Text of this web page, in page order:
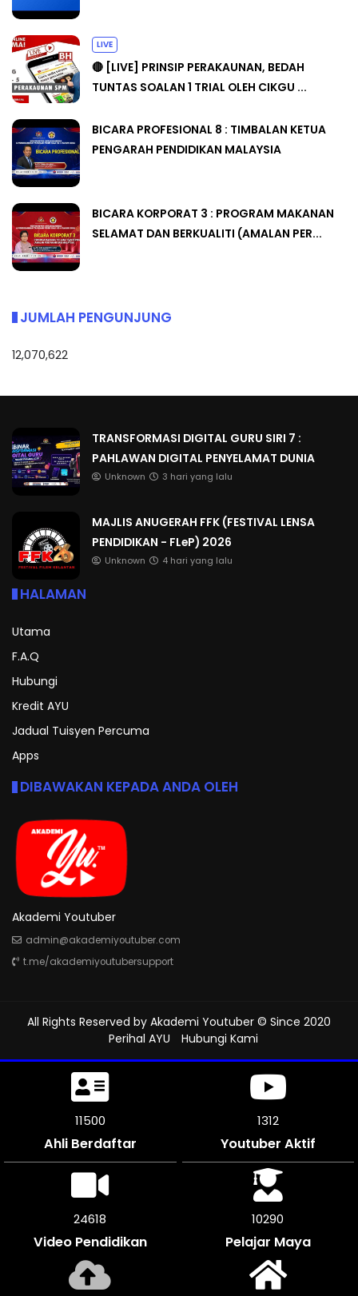
LIVE
🔴 [LIVE] PRINSIP PERAKAUNAN, BEDAH
TUNTAS SOALAN 1 TRIAL OLEH CIKGU ...
BICARA PROFESIONAL 8 : TIMBALAN KETUA
PENGARAH PENDIDIKAN MALAYSIA
BICARA KORPORAT 3 : PROGRAM MAKANAN
SELAMAT DAN BERKUALITI (AMALAN PER...
JUMLAH PENGUNJUNG
12,070,622
TRANSFORMASI DIGITAL GURU SIRI 7 :
PAHLAWAN DIGITAL PENYELAMAT DUNIA
Unknown 3 hari yang lalu
MAJLIS ANUGERAH FFK (FESTIVAL LENSA
PENDIDIKAN - FLeP) 2026
Unknown 4 hari yang lalu
HALAMAN
Utama
F.A.Q
Hubungi
Kredit AYU
Jadual Tuisyen Percuma
Apps
DIBAWAKAN KEPADA ANDA OLEH
Akademi Youtuber
admin@akademiyoutuber.com
t.me/akademiyoutubersupport
All Rights Reserved by Akademi Youtuber © Since 2020
Perihal AYU
Hubungi Kami
11500
Ahli Berdaftar
1312
Youtuber Aktif
25316
Video Pendidikan
10290
Pelajar Maya